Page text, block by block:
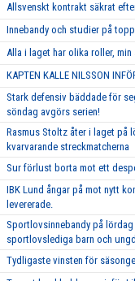
Allsvenskt kontrakt säkrat
Innebandy och studier på
Alla i laget har olika roller, min
KAPTEN KALLE NILSSON
Stark defensiv bäddade för
söndag avgörs serien!
Rasmus Stoltz åter i laget på
kvarvarande streckmatcherna
Sur förlust borta mot ett
IBK Lund ångar på mot nytt
levererade.
Sportlovsinnebandy på
sportlovslediga barn och
Tydligaste vinsten för